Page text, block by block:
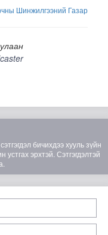
Шинжилгээний Газар
бичихдээ хууль зүйн
устгах эрхтэй. Сэтгэгдэлтэй